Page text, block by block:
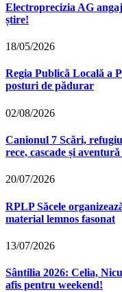
Electroprecizia AG
știre!
18/05/2026
Regia Publică Locală a
posturi de pădurar
02/08/2026
Canionul 7 Scări,
rece, cascade și
20/07/2026
RPLP Săcele
material lemnos fasonat
13/07/2026
Sântilia 2026: Celia,
afis pentru weekend!